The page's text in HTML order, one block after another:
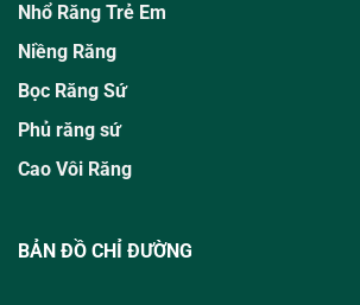
Nhổ Răng Trẻ Em
Niềng Răng
Bọc Răng Sứ
Phủ răng sứ
Cao Vôi Răng
BẢN ĐỒ CHỈ ĐƯỜNG